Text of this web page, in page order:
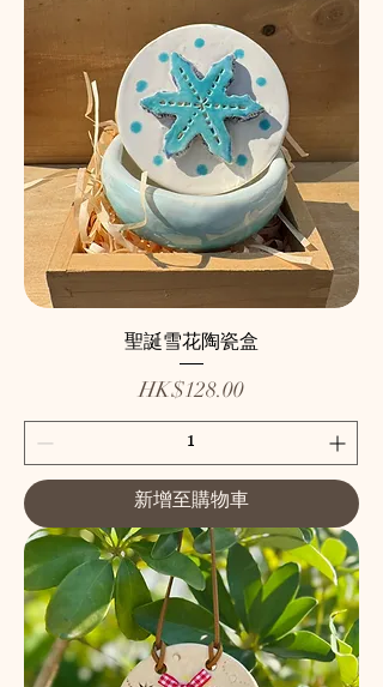
聖誕雪花陶瓷盒
價格
HK$128.00
新增至購物車